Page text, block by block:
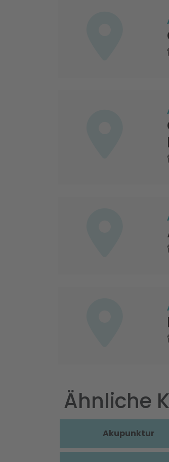
Ähnliche
Akupunktur